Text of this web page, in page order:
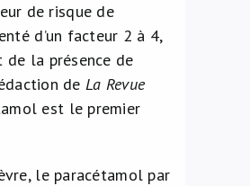
de risque de
d’un facteur 2 à 4,
de la présence de
deLa Revue
est le premier
le paracétamol par